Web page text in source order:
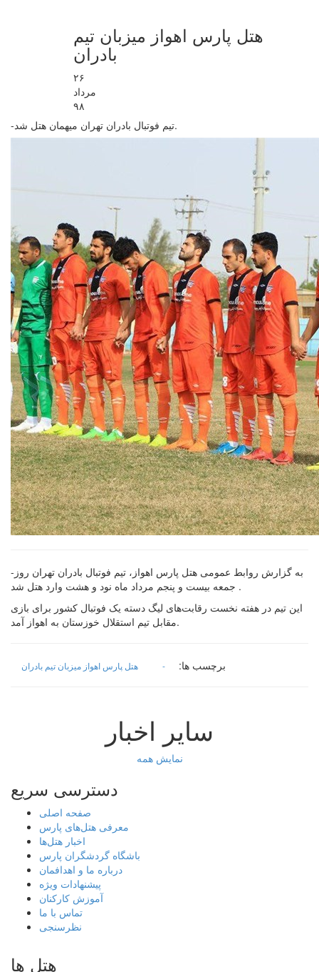
هتل پارس اهواز میزبان تیم
بادران
۲۶
مرداد
۹۸
-تیم فوتبال بادران تهران میهمان هتل شد.
-به گزارش روابط عمومی هتل پارس اهواز، تیم فوتبال بادران تهران روز
جمعه بیست و پنجم مرداد ماه نود و هشت وارد هتل شد .
این تیم در هفته نخست رقابت‌های لیگ دسته یک فوتبال کشور برای بازی
مقابل تیم استقلال خوزستان به اهواز آمد.
برچسب ها: - هتل پارس اهواز میزبان تیم بادران
سایر اخبار
نمایش همه
دسترسی سریع
صفحه اصلی
معرفی هتل‌های پارس
اخبار هتل‌ها
باشگاه گردشگران پارس
درباره ما و اهدافمان
پیشنهادات ویژه
آموزش کارکنان
تماس با ما
نظرسنجی
هتل ها